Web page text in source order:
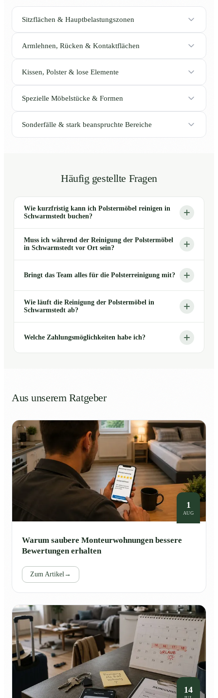
Sitzflächen & Hauptbelastungszonen
Armlehnen, Rücken & Kontaktflächen
Kissen, Polster & lose Elemente
Spezielle Möbelstücke & Formen
Sonderfälle & stark beanspruchte Bereiche
Häufig gestellte Fragen
Wie kurzfristig kann ich Polstermöbel reinigen in
Schwarmstedt buchen?
Muss ich während der Reinigung der Polstermöbel
in Schwarmstedt vor Ort sein?
Bringt das Team alles für die Polsterreinigung mit?
Wie läuft die Reinigung der Polstermöbel in
Schwarmstedt ab?
Welche Zahlungsmöglichkeiten habe ich?
Aus unserem Ratgeber
1
AUG
Warum saubere Monteurwohnungen bessere
Bewertungen erhalten
Zum Artikel→
14